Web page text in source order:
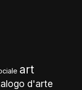
art
d'arte